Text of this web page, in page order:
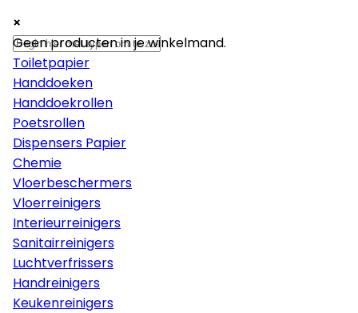
×
Papier
Toiletpapier
Handdoeken
Handdoekrollen
Poetsrollen
Dispensers Papier
Chemie
Vloerbeschermers
Vloerreinigers
Interieurreinigers
Sanitairreinigers
Luchtverfrissers
Handreinigers
Keukenreinigers
×
×
Geen producten in je winkelmand.